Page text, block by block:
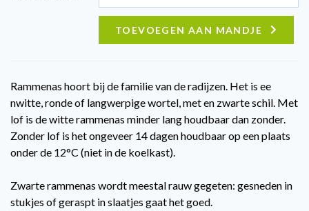
TOEVOEGEN AAN MANDJE
Rammenas hoort bij de familie van de radijzen. Het is ee
nwitte, ronde of langwerpige wortel, met en zwarte schil. Met
lof is de witte rammenas minder lang houdbaar dan zonder.
Zonder lof is het ongeveer 14 dagen houdbaar op een plaats
onder de 12°C (niet in de koelkast).
Zwarte rammenas wordt meestal rauw gegeten: gesneden in
stukjes of geraspt in slaatjes gaat het goed.